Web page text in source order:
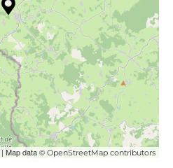
| Map data © OpenStreetMap contributors